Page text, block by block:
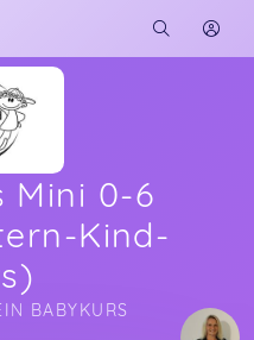
Mini 0-6
Kind-
BABYKURS